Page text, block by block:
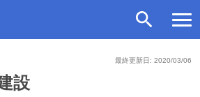
最終更新日: 2020/03/06
設